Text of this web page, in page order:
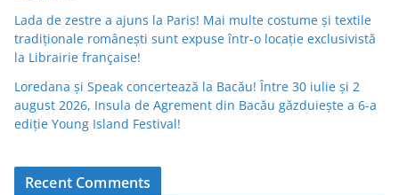
Lada de zestre a ajuns la Paris! Mai multe costume și textile
tradiționale românești sunt expuse într-o locație exclusivistă
la Librairie française!
Loredana și Speak concertează la Bacău! Între 30 iulie și 2
august 2026, Insula de Agrement din Bacău găzduiește a 6-a
ediție Young Island Festival!
Recent Comments